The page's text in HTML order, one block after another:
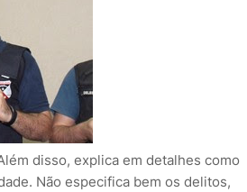
disso, explica em detalhes como
Não especifica bem os delitos,